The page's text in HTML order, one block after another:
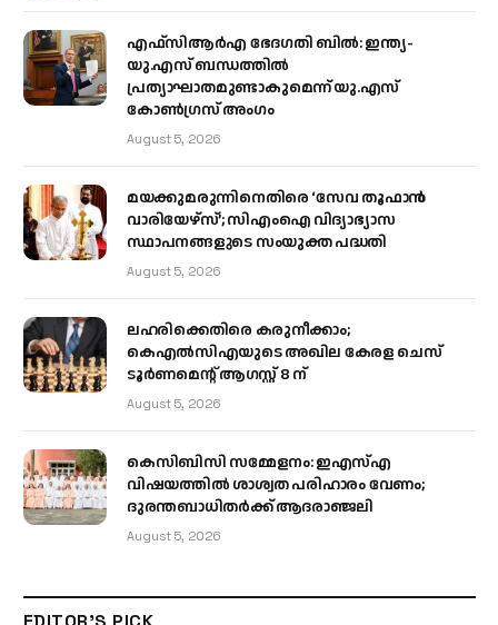
എഫ്‌സിആർഎ ഭേദഗതി ബിൽ: ഇന്ത്യ-
യു.എസ് ബന്ധത്തിൽ
പ്രത്യാഘാതമുണ്ടാകുമെന്ന് യു.എസ്
കോൺഗ്രസ് അംഗം
August 5, 2026
മയക്കുമരുന്നിനെതിരെ ‘സേവ തൂഫാൻ
വാരിയേഴ്‌സ്’; സിഎംഐ വിദ്യാഭ്യാസ
സ്ഥാപനങ്ങളുടെ സംയുക്ത പദ്ധതി
August 5, 2026
ലഹരിക്കെതിരെ കരുനീക്കാം;
കെഎൽസിഎയുടെ അഖില കേരള ചെസ്
ടൂർണമെന്റ് ആഗസ്റ്റ് 8 ന്
August 5, 2026
കെസിബിസി സമ്മേളനം: ഇഎസ്എ
വിഷയത്തിൽ ശാശ്വത പരിഹാരം വേണം;
ദുരന്തബാധിതർക്ക് ആദരാഞ്ജലി
August 5, 2026